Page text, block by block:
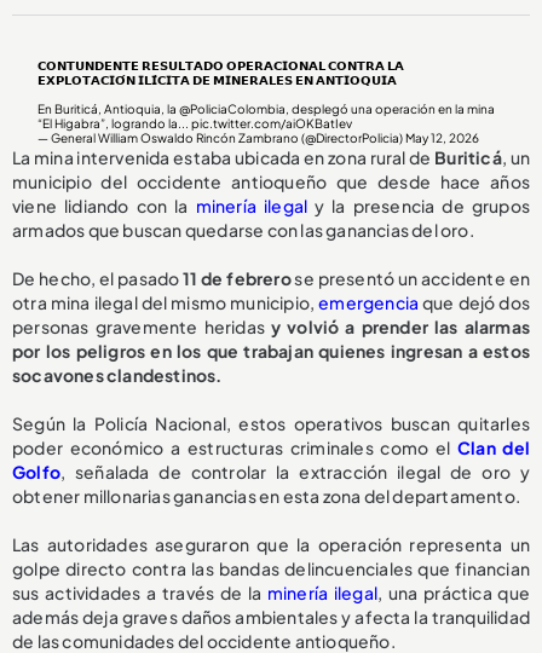
𝗖𝗢𝗡𝗧𝗨𝗡𝗗𝗘𝗡𝗧𝗘 𝗥𝗘𝗦𝗨𝗟𝗧𝗔𝗗𝗢 𝗢𝗣𝗘𝗥𝗔𝗖𝗜𝗢𝗡𝗔𝗟 𝗖𝗢𝗡𝗧𝗥𝗔 𝗟𝗔
𝗘𝗫𝗣𝗟𝗢𝗧𝗔𝗖𝗜𝗢́𝗡 𝗜𝗟𝗜́𝗖𝗜𝗧𝗔 𝗗𝗘 𝗠𝗜𝗡𝗘𝗥𝗔𝗟𝗘𝗦 𝗘𝗡 𝗔𝗡𝗧𝗜𝗢𝗤𝗨𝗜𝗔
En Buriticá, Antioquia, la@PoliciaColombia , desplegó una operación en la mina
“El Higabra”, logrando la...pic.twitter.com/aiOKBatIev
— General William Oswaldo Rincón Zambrano (@DirectorPolicia)May 12, 2026
La mina intervenida estaba ubicada en zona rural de Buriticá, un
municipio del occidente antioqueño que desde hace años
viene lidiando con la minería ilegaly la presencia de grupos
armados que buscan quedarse con las ganancias del oro.
De hecho, el pasado11 de febrerose presentó un accidente en
otra mina ilegal del mismo municipio,emergenciaque dejó dos
personas gravemente heridas y volvió a prender las alarmas
por los peligros en los que trabajan quienes ingresan a estos
socavones clandestinos.
Según la Policía Nacional, estos operativos buscan quitarles
poder económico a estructuras criminales como el Clan del
Golfo, señalada de controlar la extracción ilegal de oro y
obtener millonarias ganancias en esta zona del departamento.
Las autoridades aseguraron que la operación representa un
golpe directo contra las bandas delincuenciales que financian
sus actividades a través de la minería ilegal, una práctica que
además deja graves daños ambientales y afecta la tranquilidad
de las comunidades del occidente antioqueño.